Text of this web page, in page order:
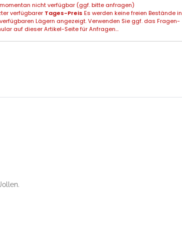
momentan nicht verfügbar (ggf. bitte anfragen)
verfügbarer Tages-Preis Es werden keine freien Bestände in
Lägern angezeigt. Verwenden Sie ggf. das Fragen-
auf dieser Artikel-Seite für Anfragen...